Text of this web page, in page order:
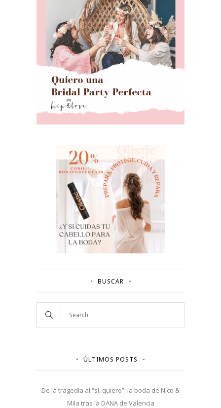
BUSCAR
ÚLTIMOS POSTS
De la tragedia al “sí, quiero”: la boda de Nico &
Mila tras la DANA de Valencia